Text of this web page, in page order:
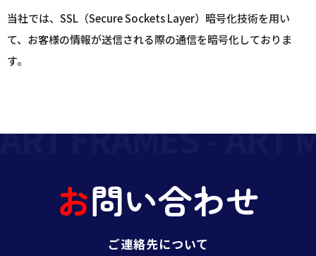
当社では、SSL（Secure Sockets Layer）暗号化技術を用い
て、お客様の情報が送信される際の通信を暗号化しておりま
す。
お問い合わせ
ご連絡先について
ART FRAMES - ART